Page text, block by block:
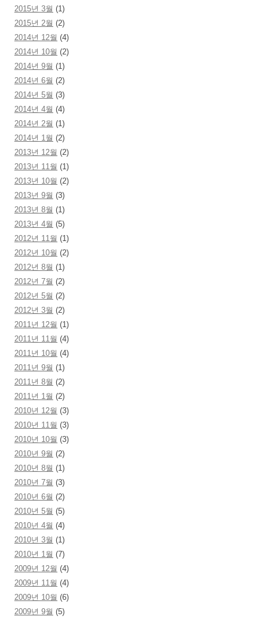
2015년 3월 (1)
2015년 2월 (2)
2014년 12월 (4)
2014년 10월 (2)
2014년 9월 (1)
2014년 6월 (2)
2014년 5월 (3)
2014년 4월 (4)
2014년 2월 (1)
2014년 1월 (2)
2013년 12월 (2)
2013년 11월 (1)
2013년 10월 (2)
2013년 9월 (3)
2013년 8월 (1)
2013년 4월 (5)
2012년 11월 (1)
2012년 10월 (2)
2012년 8월 (1)
2012년 7월 (2)
2012년 5월 (2)
2012년 3월 (2)
2011년 12월 (1)
2011년 11월 (4)
2011년 10월 (4)
2011년 9월 (1)
2011년 8월 (2)
2011년 1월 (2)
2010년 12월 (3)
2010년 11월 (3)
2010년 10월 (3)
2010년 9월 (2)
2010년 8월 (1)
2010년 7월 (3)
2010년 6월 (2)
2010년 5월 (5)
2010년 4월 (4)
2010년 3월 (1)
2010년 1월 (7)
2009년 12월 (4)
2009년 11월 (4)
2009년 10월 (6)
2009년 9월 (5)